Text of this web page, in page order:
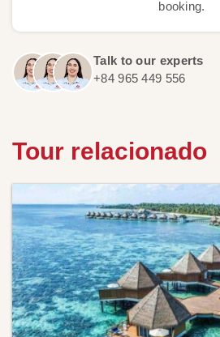
booking.
Talk to our experts
+84 965 449 556
Tour relacionado